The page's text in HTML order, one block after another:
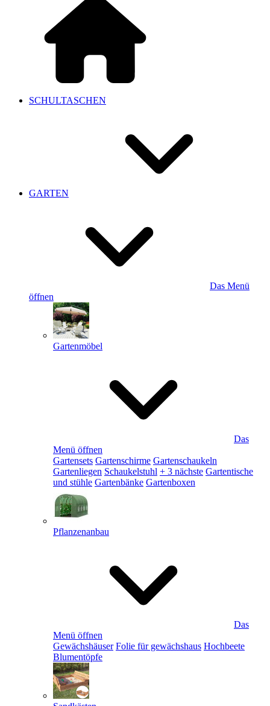
SCHULTASCHEN
GARTEN
Das Menü
öffnen
Gartenmöbel
Das
Menü öffnen
Gartensets Gartenschirme Gartenschaukeln
Gartenliegen Schaukelstuhl + 3 nächste Gartentische
und stühle Gartenbänke Gartenboxen
Pflanzenanbau
Das
Menü öffnen
Gewächshäuser Folie für gewächshaus Hochbeete
Blumentöpfe